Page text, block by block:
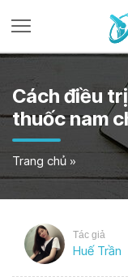
Cách điều
thuốc nam
Trang chủ »
Tác giả
Huế Trần